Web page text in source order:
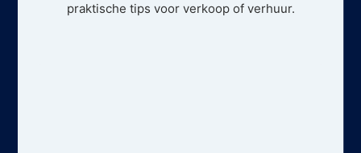
praktische tips voor verkoop of verhuur.